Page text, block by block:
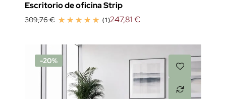
Escritorio de oficina Strip
309,76 € (1)247,81 €
-20%